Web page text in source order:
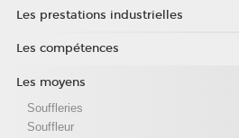
Les prestations industrielles
Les compétences
Les moyens
Souffleries
Souffleur